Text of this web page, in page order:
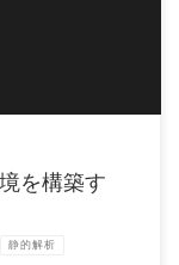
を構築す
静的解析